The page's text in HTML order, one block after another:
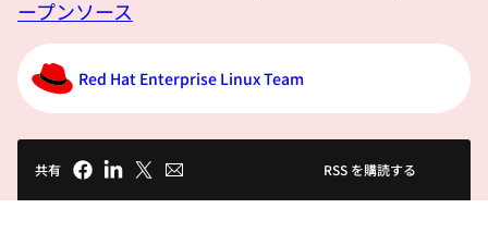
さープンソース
Red Hat Enterprise Linux Team
共有 RSS を購読する